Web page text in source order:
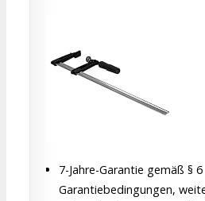
7-Jahre-Garantie gemäß § 6
Garantiebedingungen,